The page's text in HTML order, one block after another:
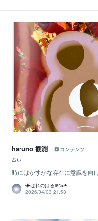
haruno 観測
コンテンツ
占い
時にはかすかな存在に意識を向
☀はれのはるiec∞◉
2026/04/03 21:53